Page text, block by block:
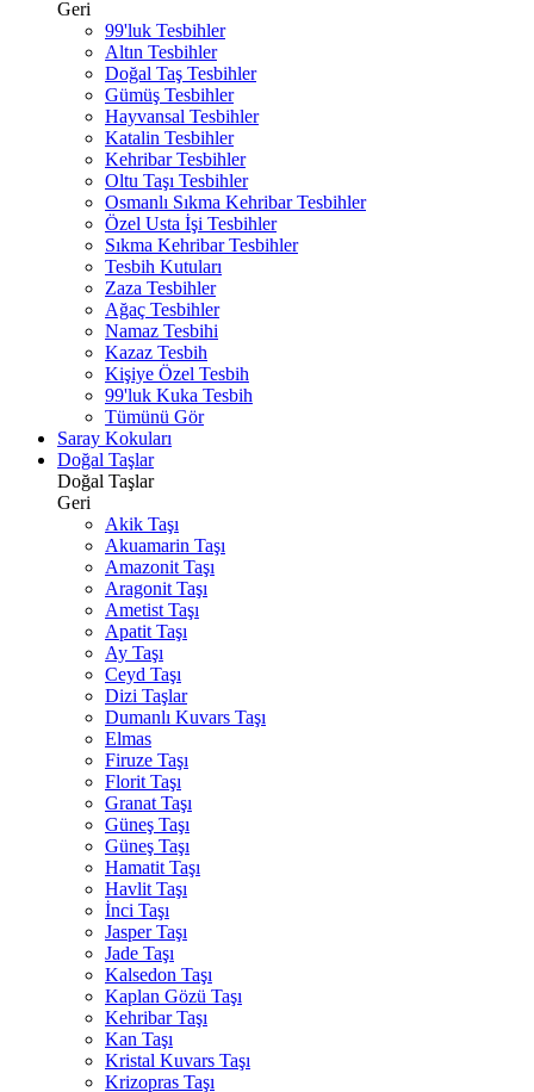
Geri
99'luk Tesbihler
Altın Tesbihler
Doğal Taş Tesbihler
Gümüş Tesbihler
Hayvansal Tesbihler
Katalin Tesbihler
Kehribar Tesbihler
Oltu Taşı Tesbihler
Osmanlı Sıkma Kehribar Tesbihler
Özel Usta İşi Tesbihler
Sıkma Kehribar Tesbihler
Tesbih Kutuları
Zaza Tesbihler
Ağaç Tesbihler
Namaz Tesbihi
Kazaz Tesbih
Kişiye Özel Tesbih
99'luk Kuka Tesbih
Tümünü Gör
Saray Kokuları
Doğal Taşlar
Doğal Taşlar
Geri
Akik Taşı
Akuamarin Taşı
Amazonit Taşı
Aragonit Taşı
Ametist Taşı
Apatit Taşı
Ay Taşı
Ceyd Taşı
Dizi Taşlar
Dumanlı Kuvars Taşı
Elmas
Firuze Taşı
Florit Taşı
Granat Taşı
Güneş Taşı
Güneş Taşı
Hamatit Taşı
Havlit Taşı
İnci Taşı
Jasper Taşı
Jade Taşı
Kalsedon Taşı
Kaplan Gözü Taşı
Kehribar Taşı
Kan Taşı
Kristal Kuvars Taşı
Krizopras Taşı